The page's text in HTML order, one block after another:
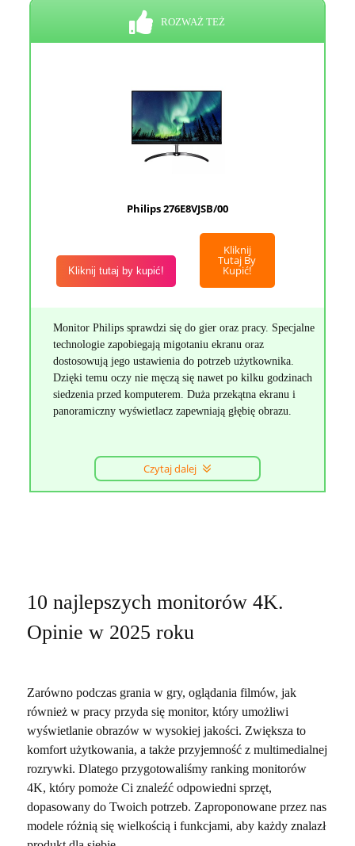
ROZWAŻ TEŻ
Philips 276E8VJSB/00
Kliknij tutaj by kupić!
Kliknij
Tutaj By
Kupić!
Monitor Philips sprawdzi się do gier oraz pracy. Specjalne
technologie zapobiegają migotaniu ekranu oraz
dostosowują jego ustawienia do potrzeb użytkownika.
Dzięki temu oczy nie męczą się nawet po kilku godzinach
siedzenia przed komputerem. Duża przekątna ekranu i
panoramiczny wyświetlacz zapewniają głębię obrazu.
Czytaj dalej
10 najlepszych monitorów 4K.
Opinie w 2025 roku
Zarówno podczas grania w gry, oglądania filmów, jak
również w pracy przyda się monitor, który umożliwi
wyświetlanie obrazów w wysokiej jakości. Zwiększa to
komfort użytkowania, a także przyjemność z multimedialnej
rozrywki. Dlatego przygotowaliśmy ranking monitorów
4K, który pomoże Ci znaleźć odpowiedni sprzęt,
dopasowany do Twoich potrzeb. Zaproponowane przez nas
modele różnią się wielkością i funkcjami, aby każdy znalazł